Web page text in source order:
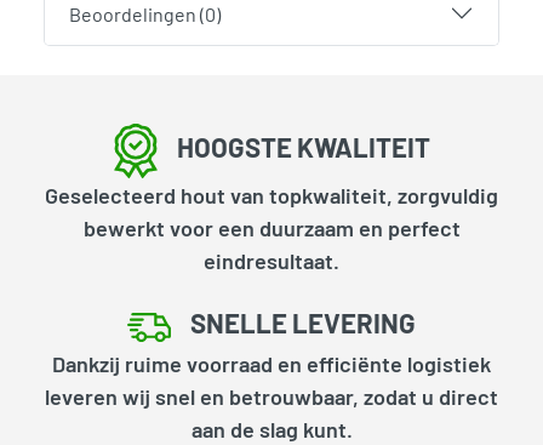
Beoordelingen (0)
HOOGSTE KWALITEIT
Geselecteerd hout van topkwaliteit, zorgvuldig
bewerkt voor een duurzaam en perfect
eindresultaat.
SNELLE LEVERING
Dankzij ruime voorraad en efficiënte logistiek
leveren wij snel en betrouwbaar, zodat u direct
aan de slag kunt.